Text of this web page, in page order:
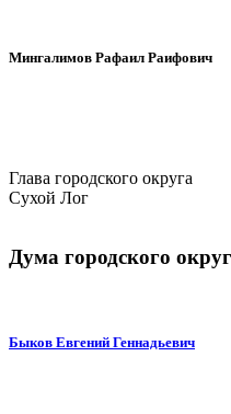
Мингалимов Рафаил Раифович
Глава городского округа
Сухой Лог
Дума городского
Быков Евгений Геннадьевич